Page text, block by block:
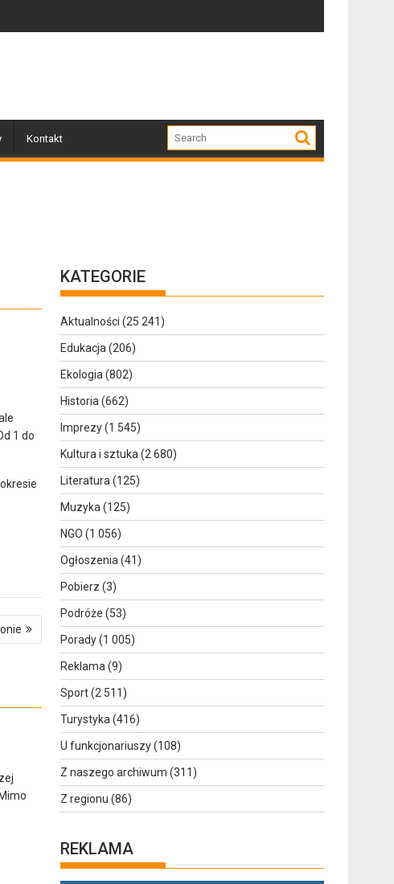
Kontakt
1 do
KATEGORIE
Aktualności (25 241)
Edukacja (206)
Ekologia (802)
Historia (662)
Imprezy(1 545)
Kultura i sztuka (2 680)
Literatura (125)
Muzyka (125)
NGO (1 056)
Ogłoszenia (41)
Pobierz (3)
Podróże (53)
Porady(1 005)
Reklama (9)
Sport(2 511)
Turystyka (416)
U funkcjonariuszy(108)
Z naszego archiwum (311)
Z regionu (86)
REKLAMA